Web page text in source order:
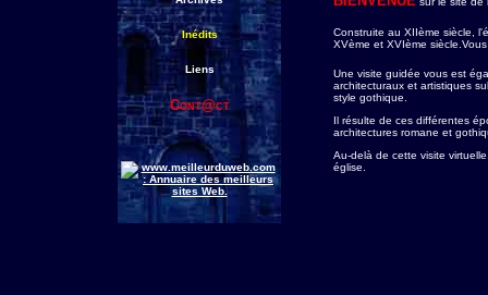
Inédits
Liens
Cont@ct
Construite au XIIème siècle,
XVème et XVIème
Une visite guidée vous est
architecturaux et artistiques
style gothique.
Il résulte de ces différentes
architectures romane et
Au-delà de cette visite
église.